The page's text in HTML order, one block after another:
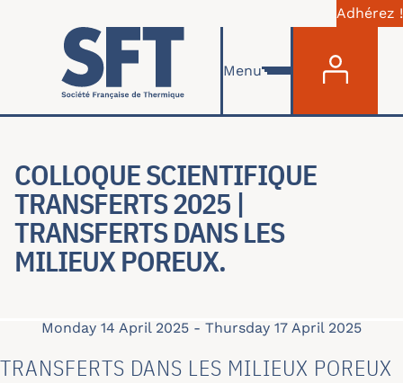
Skip to main content
Adhérez !
Menu
COLLOQUE SCIENTIFIQUE
TRANSFERTS 2025 |
TRANSFERTS DANS LES
MILIEUX POREUX.
Monday 14 April 2025 - Thursday 17 April 2025
TRANSFERTS DANS LES MILIEUX POREUX